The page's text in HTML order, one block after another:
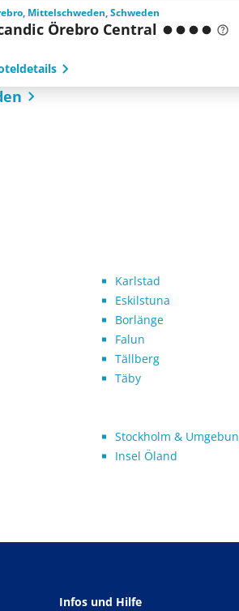
Mittelschweden, Schweden
Örebro Central
Karlstad
Eskilstuna
Borlänge
Falun
Tällberg
Täby
Stockholm &
Insel Öland
Infos und Hilfe